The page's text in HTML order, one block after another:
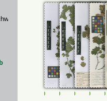
FR-0107285FR-0107286
GLM-